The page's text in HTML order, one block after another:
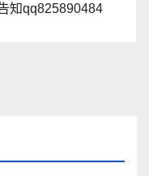
知qq825890484